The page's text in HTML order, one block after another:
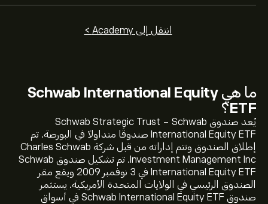
ما هيSchwab International Equity
ETF؟
يُعد صندوق Schwab Strategic Trust - Schwab
International Equity ETF صندوقًا متداولًا في البورصة. تم
إطلاق الصندوق وتتم إداراته من قبل شركة Charles Schwab
Investment Management Inc. تم تشكيل صندوق Schwab
International Equity ETF في 3 نوفمبر 2009 ويقع مقر
الصندوق الرئيسي في الولايات المتحدة الأمريكية. يستثمر
صندوق Schwab International Equity ETF في أسواق
انتقل إلى Academy >